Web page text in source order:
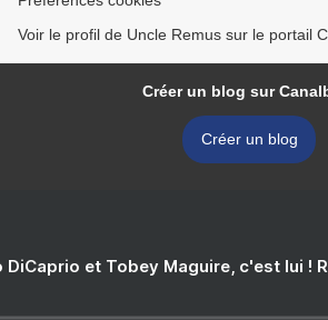
Voir le profil de Uncle Remus sur le portail
Créer un blog sur
Créer un blog
DiCaprio et Tobey Maguire, c'est lui !